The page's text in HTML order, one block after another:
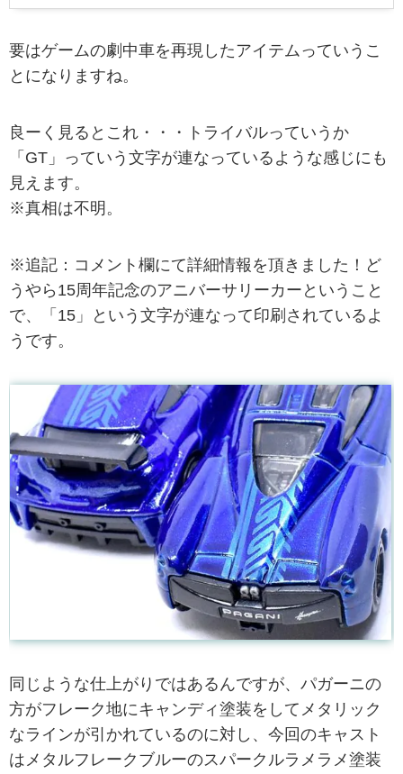
要はゲームの劇中車を再現したアイテムっていうこ
とになりますね。
良ーく見るとこれ・・・トライバルっていうか
「GT」っていう文字が連なっているような感じにも
見えます。
※真相は不明。
※追記：コメント欄にて詳細情報を頂きました！ど
うやら15周年記念のアニバーサリーカーということ
で、「15」という文字が連なって印刷されているよ
うです。
同じような仕上がりではあるんですが、パガーニの
方がフレーク地にキャンディ塗装をしてメタリック
なラインが引かれているのに対し、今回のキャスト
はメタルフレークブルーのスパークルラメラメ塗装